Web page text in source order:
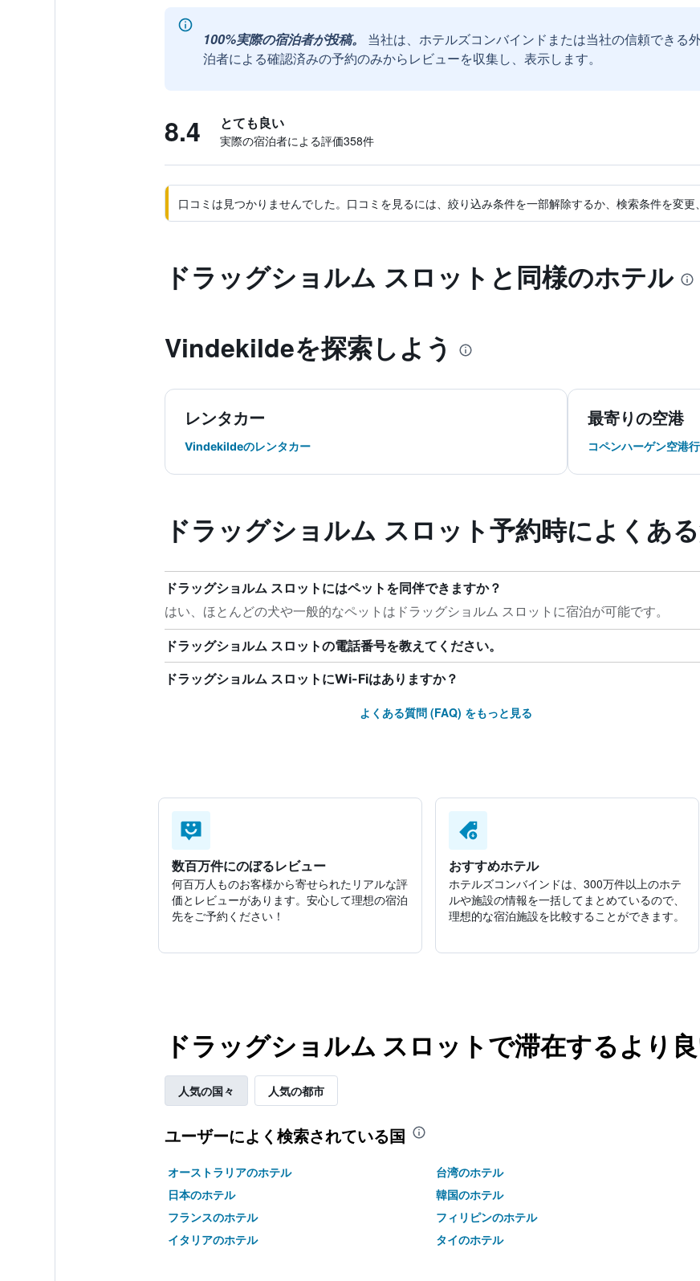
100%実際の宿泊者が投稿。
当社は、ホテルズコンバインドまたは当社の信頼できる
泊者による確認済みの予約のみからレビューを収集し、表示します。
8.4 とても良い
実際の宿泊者による評価358​件
口コミは見つかりませんでした。口コミを見るには、絞り込み条件を一部解除するか、検索条件を変更
ドラッグショルム スロットと同様のホテル
Vindekilde​を探索しよう
レンタカー
Vindekildeのレンタカー
最寄りの空港
コペンハーゲン空港
ドラッグショルム スロット予約時によくあ
ドラッグショルム スロットにはペットを同伴できますか？
はい、ほとんどの犬や一般的なペットはドラッグショルム スロットに宿泊が可能です。
ドラッグショルム スロットの電話番号を教えてください。
ドラッグショルム スロットにWi-Fiはありますか？
よくある質問 (FAQ) をもっと見る
数百万件にのぼるレビュー
何百万人ものお客様から寄せられたリアルな評
価とレビューがあります。安心して理想の宿泊
先をご予約ください！
おすすめホテル
ホテルズコンバインドは、300万件以上のホテ
ルや施設の情報を一括してまとめているので、
理想的な宿泊施設を比較することができます。
ドラッグショルム スロットで滞在するより
人気の国々 人気の都市
ユーザーによく検索されている国
オーストラリアのホテル 台湾のホテル
日本のホテル
韓国のホテル
フランスのホテル
フィリピンのホテル
イタリアのホテル
タイのホテル